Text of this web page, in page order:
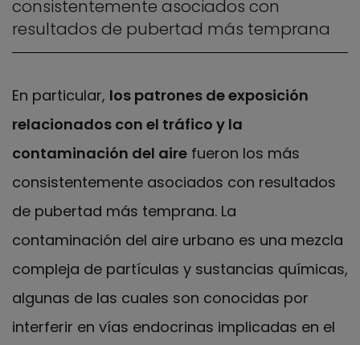
consistentemente asociados con
resultados de pubertad más temprana
En particular, los patrones de exposición
relacionados con el tráfico y la
contaminación del aire fueron los más
consistentemente asociados con resultados
de pubertad más temprana. La
contaminación del aire urbano es una mezcla
compleja de partículas y sustancias químicas,
algunas de las cuales son conocidas por
interferir en vías endocrinas implicadas en el